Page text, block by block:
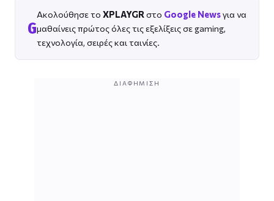
G
Ακολούθησε το XPLAYGR στο Google Newsγια να
μαθαίνεις πρώτος όλες τις εξελίξεις σε gaming,
τεχνολογία, σειρές και ταινίες.
ΔΙΑΦΉΜΙΣΗ